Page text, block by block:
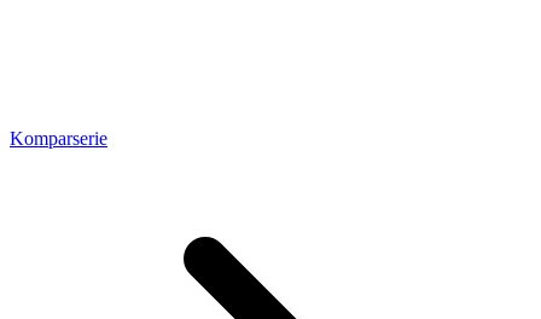
Komparserie